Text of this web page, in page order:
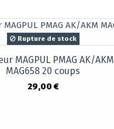
Rupture de stock
MAGPUL PMAG AK/AKM
MAG658 20 coups
29,00 €